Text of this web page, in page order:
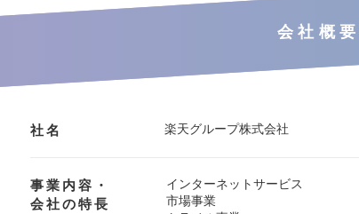
会社概要
社名 楽天グループ株式会社
事業内容・
会社の特長
インターネットサービス
市場事業